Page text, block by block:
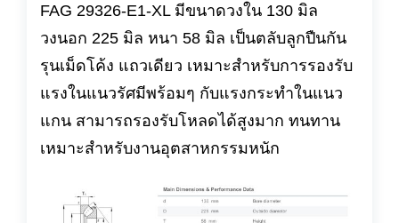
FAG 29326-E1-XL มีขนาดวงใน 130 มิล
วงนอก 225 มิล หนา 58 มิล เป็นตลับลูกปืนกัน
รุนเม็ดโค้ง แถวเดียว เหมาะสำหรับการรองรับ
แรงในแนวรัศมีพร้อมๆ กับแรงกระทำในแนว
แกน สามารถรองรับโหลดได้สูงมาก ทนทาน
เหมาะสำหรับงานอุตสาหกรรมหนัก